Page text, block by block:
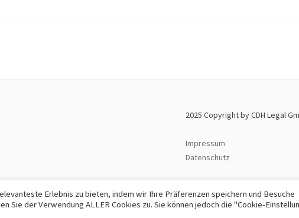
2025 Copyright by CDH Legal
Impressum
Datenschutz
Erlebnis zu bieten, indem wir Ihre Präferenzen speichern und Besuche
Sie der Verwendung ALLER Cookies zu. Sie können jedoch die "Cookie-